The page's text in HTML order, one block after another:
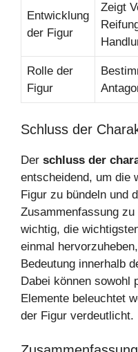
Entwicklung
der Figur
Zeigt
Rolle der
Figur
Schluss der
Der schluss der
entscheidend, um die
Figur zu bündeln und
Zusammenfassung
wichtig, die
einmal
Bedeutung innerhalb
Dabei können sowohl
Elemente beleuchtet
der Figur verdeutlicht.